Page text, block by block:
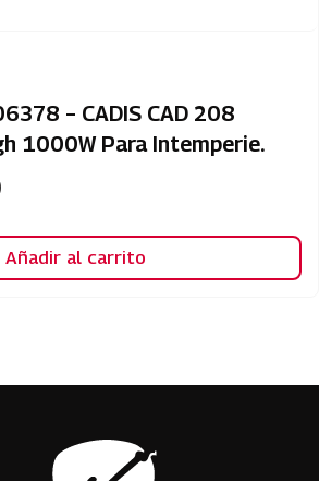
– CADIS CAD 208
1000W Para Intemperie.
Añadir al carrito